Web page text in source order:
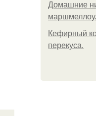
Домашние
маршмеллоу.
Кефирный
перекуса.